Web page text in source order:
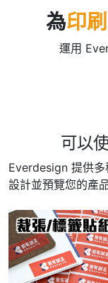
為印刷
運用
可以
Everdesign 提供多
設計並預覽您的產